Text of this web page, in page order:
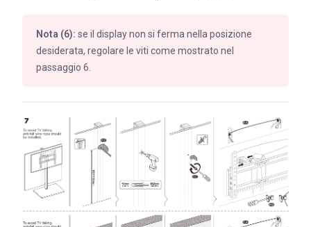
Nota (6): se il display non si ferma nella posizione
desiderata, regolare le viti come mostrato nel
passaggio 6.